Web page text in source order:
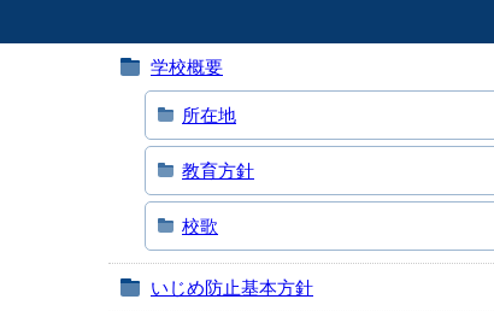
学校概要
所在地
教育方針
校歌
いじめ防止基本方針